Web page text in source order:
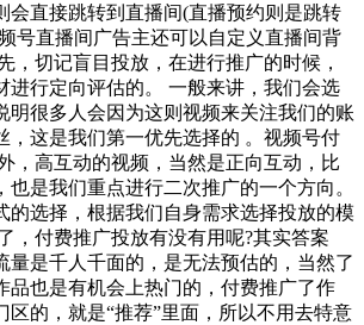
会直接跳转到直播间(直播预约则是跳转
号直播间广告主还可以自定义直播间背
，切记盲目投放，在进行推广的时候，
进行定向评估的。 一般来讲，我们会选
明很多人会因为这则视频来关注我们的账
，这是我们第一优先选择的 。视频号付
，高互动的视频，当然是正向互动，比
也是我们重点进行‌‌二次推广的一个方向。
的选择，根据我们自身需求选择投放的模
，付费推广投放有没有用呢?其实答案
量是千人千面的，是无法预估的，当然了
品也是有机会上热门的，付费推广了作
区的，就是“推荐”里面，所以不用去特意